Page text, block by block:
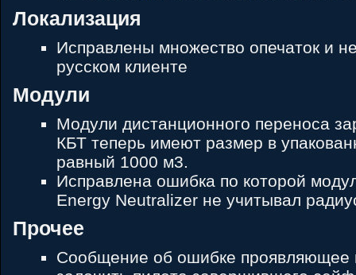
Локализация
Исправлены множество опечаток и
русском клиенте
Модули
Модули дистанционного переноса
КБТ теперь имеют размер в
равный 1000 м3.
Исправлена ошибка по которой
Energy Neutralizer не учитывал
Прочее
Сообщение об ошибке проявляющее